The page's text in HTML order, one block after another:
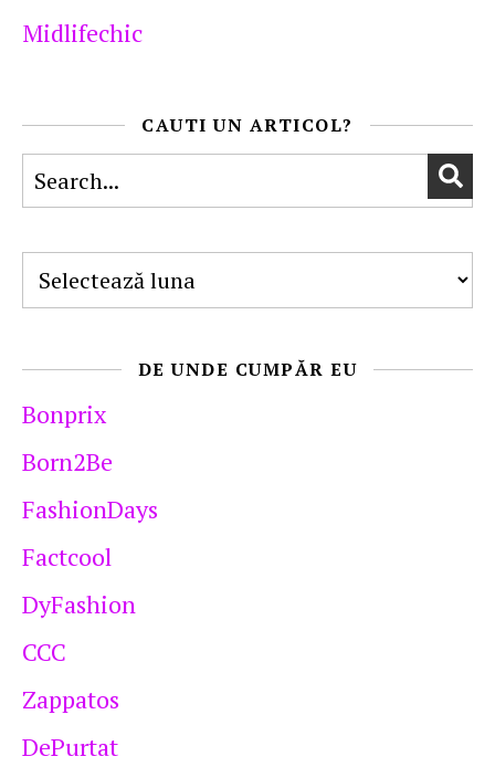
Midlifechic
CAUTI UN ARTICOL?
Arhive
DE UNDE CUMPĂR EU
Bonprix
Born2Be
FashionDays
Factcool
DyFashion
CCC
Zappatos
DePurtat